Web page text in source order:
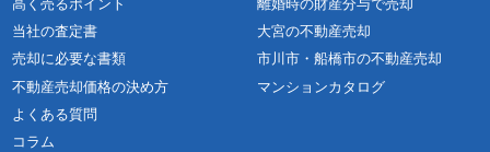
高く売るポイント
当社の査定書
売却に必要な書類
不動産売却価格の決め方
よくある質問
コラム
離婚時の財産分与で売却
大宮の不動産売却
市川市・船橋市の不動産売却
マンションカタログ